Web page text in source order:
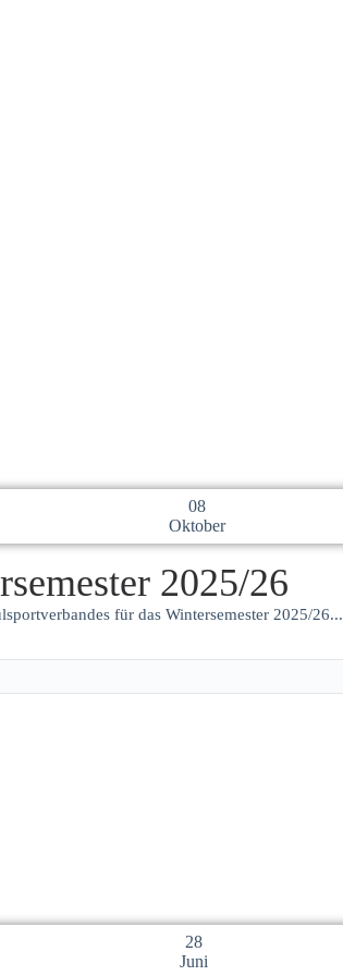
08
Oktober
2025/26
für das Wintersemester 2025/26...
28
Juni